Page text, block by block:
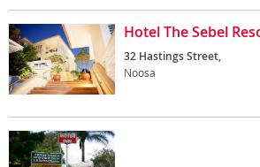
Hotel The Sebel
32 Hastings Street,
Noosa